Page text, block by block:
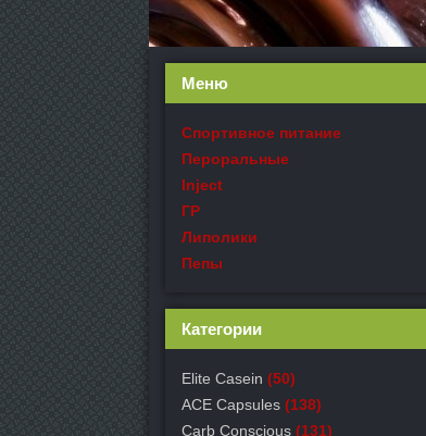
Меню
Спортивное питание
Пероральные
Inject
ГР
Липолики
Пепы
Категории
Elite Casein (50)
ACE Capsules (138)
Carb Conscious (131)